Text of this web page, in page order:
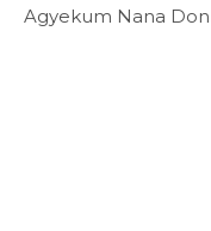
Agyekum Nana